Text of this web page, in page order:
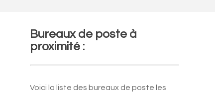
Bureaux de poste à
proximité :
Voici la liste des bureaux de poste les